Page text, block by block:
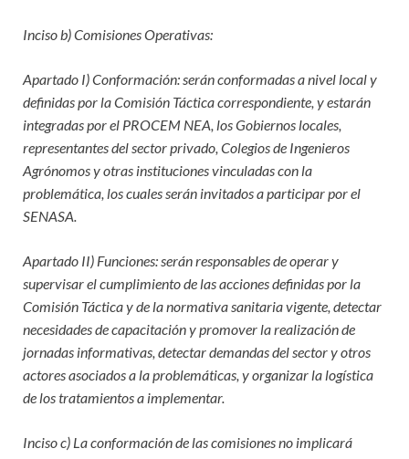
Inciso b) Comisiones Operativas:
Apartado I) Conformación: serán conformadas a nivel local y
definidas por la Comisión Táctica correspondiente, y estarán
integradas por el PROCEM NEA, los Gobiernos locales,
representantes del sector privado, Colegios de Ingenieros
Agrónomos y otras instituciones vinculadas con la
problemática, los cuales serán invitados a participar por el
SENASA.
Apartado II) Funciones: serán responsables de operar y
supervisar el cumplimiento de las acciones definidas por la
Comisión Táctica y de la normativa sanitaria vigente, detectar
necesidades de capacitación y promover la realización de
jornadas informativas, detectar demandas del sector y otros
actores asociados a la problemáticas, y organizar la logística
de los tratamientos a implementar.
Inciso c) La conformación de las comisiones no implicará